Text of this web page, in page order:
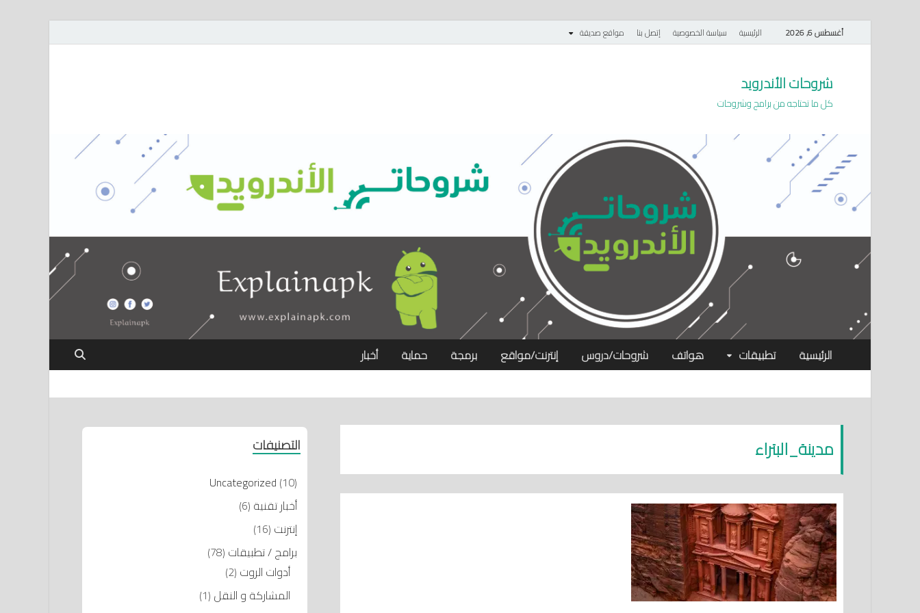
أغسطس 6, 2026 الرئيسية سياسة الخصوصية إتصل بنا مواقع صديقة
شروحات الأندرويد
كل ما تحتاجه من برامج وشروحات
الرئيسية تطبيقات هواتف شروحات/دروس إنترنت/مواقع برمجة حماية أخبار
مدينة_البتراء التصنيفات
Uncategorized (10)
أخبار تقنية (6)
إنترنت (16)
برامج / تطبيقات (78)
أدوات الروت (2)
المشاركة و النقل (1)